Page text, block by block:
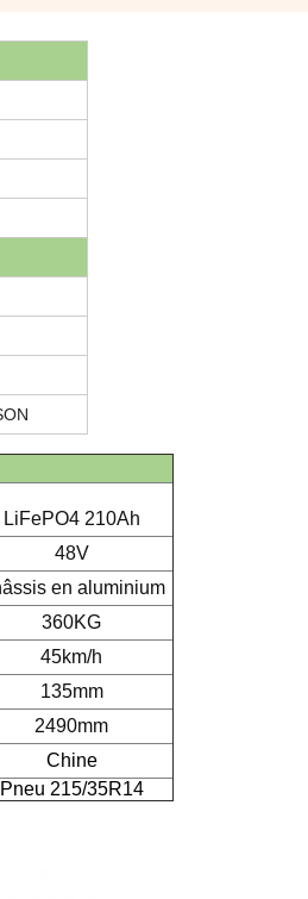
LiFePO4 210Ah
48V
en aluminium
360KG
45km/h
135mm
2490mm
Chine
Pneu 215/35R14